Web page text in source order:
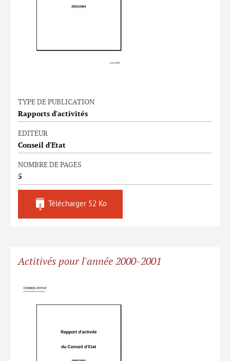
TYPE DE PUBLICATION
Rapports d'activités
EDITEUR
Conseil d'Etat
NOMBRE DE PAGES
5
Télécharger 52 Ko
Actitivés pour l'année 2000-2001